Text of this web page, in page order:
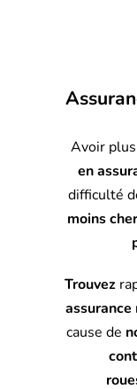
Avoir
en
difficulté
moins
Trouvez
cause de